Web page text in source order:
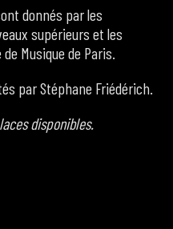
donnés par les
supérieurs et les
Musique de Paris.
par Stéphane Friédérich.
disponibles.